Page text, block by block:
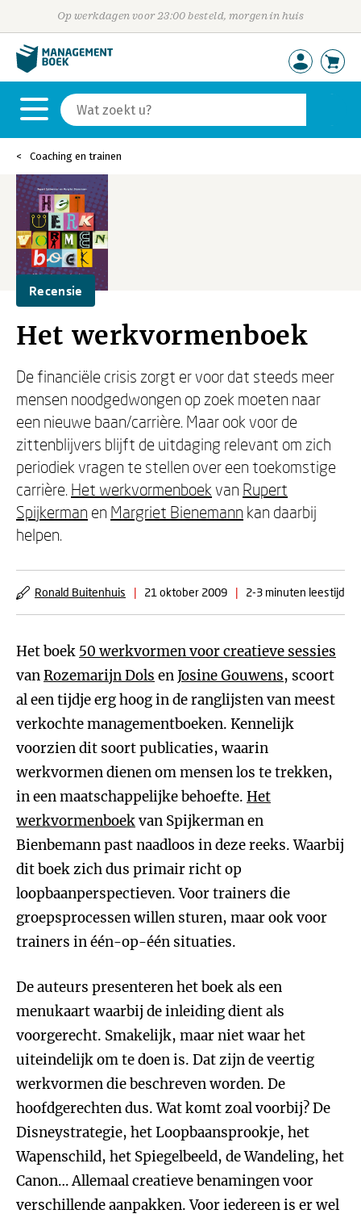
Op werkdagen voor 23:00 besteld, morgen in huis
Coaching en trainen
Recensie
Het werkvormenboek
De financiële crisis zorgt er voor dat steeds meer
mensen noodgedwongen op zoek moeten naar
een nieuwe baan/carrière. Maar ook voor de
zittenblijvers blijft de uitdaging relevant om zich
periodiek vragen te stellen over een toekomstige
carrière. Het werkvormenboek van Rupert
Spijkerman en Margriet Bienemann kan daarbij
helpen.
Ronald Buitenhuis | 21 oktober 2009 | 2-3 minuten leestijd
Het boek 50 werkvormen voor creatieve sessies
vanRozemarijn Dols enJosine Gouwens, scoort
al een tijdje erg hoog in de ranglijsten van meest
verkochte managementboeken. Kennelijk
voorzien dit soort publicaties, waarin
werkvormen dienen om mensen los te trekken,
in een maatschappelijke behoefte. Het
werkvormenboekvan Spijkerman en
Bienbemann past naadloos in deze reeks. Waarbij
dit boek zich dus primair richt op
loopbaanperspectieven. Voor trainers die
groepsprocessen willen sturen, maar ook voor
trainers in één-op-één situaties.
De auteurs presenteren het boek als een
menukaart waarbij de inleiding dient als
voorgerecht. Smakelijk, maar niet waar het
uiteindelijk om te doen is. Dat zijn de veertig
werkvormen die beschreven worden. De
hoofdgerechten dus. Wat komt zoal voorbij? De
Disneystrategie, het Loopbaansprookje, het
Wapenschild, het Spiegelbeeld, de Wandeling, het
Canon… Allemaal creatieve benamingen voor
verschillende aanpakken. Voor iedereen is er wel